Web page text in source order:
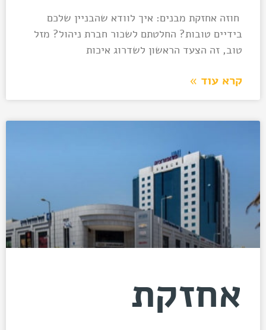
חוזה אחזקת מבנים: איך לוודא שהבניין שלכם
בידיים טובות? החלטתם לשכור חברת ניהול? מזל
טוב, זה הצעד הראשון לשדרוג איכות
קרא עוד »
אחזקת